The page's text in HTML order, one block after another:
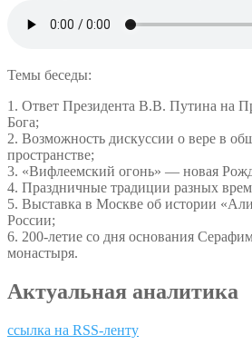
Темы беседы:
1. Ответ Президента В.В. Путина на
Бога;
2. Возможность дискуссии о вере в
пространстве;
3. «Вифлеемский огонь» — новая
4. Праздничные традиции разных
5. Выставка в Москве об истории
России;
6. 200-летие со дня основания
монастыря.
Актуальная аналитика
ссылка на RSS-ленту